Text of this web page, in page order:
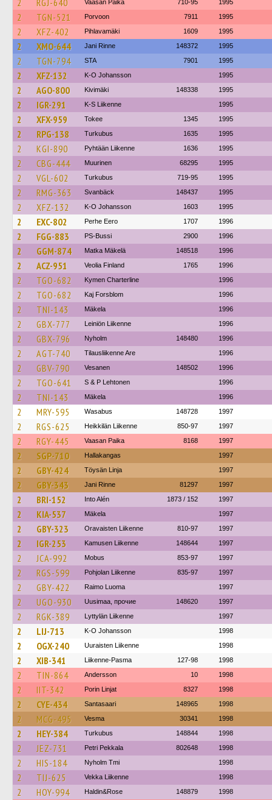
2 RGJ-640 Vaasan Paika 710-95 1995
2 TGN-521 Porvoon 7911 1995
2 XFZ-402 Pihlavamäki 1609 1995
2 XMO-644 Jani Rinne 148372 1995
2 TGN-794 STA 7901 1995
2 XFZ-132 K-O Johansson 1995
2 AGO-800 Kivimäki 148338 1995
2 IGR-291 K-S Liikenne 1995
2 XFX-959 Tokee 1345 1995
2 RPG-138 Turkubus 1635 1995
2 KGI-890 Pyhtään Liikenne 1636 1995
2 CBG-444 Muurinen 68295 1995
2 VGL-602 Turkubus 719-95 1995
2 RMG-363 Svanbäck 148437 1995
2 XFZ-132 K-O Johansson 1603 1995
2 EXC-802 Perhe Eero 1707 1996
2 FGG-883 PS-Bussi 2900 1996
2 GGM-874 Matka Mäkelä 148518 1996
2 ACZ-951 Veolia Finland 1765 1996
2 TGO-682 Kymen Charterline 1996
2 TGO-682 Kaj Forsblom 1996
2 TNI-143 Mäkela 1996
2 GBX-777 Leiniön Liikenne 1996
2 GBX-796 Nyholm 148480 1996
2 AGT-740 Tilausliikenne Are 1996
2 GBV-790 Vesanen 148502 1996
2 TGO-641 S & P Lehtonen 1996
2 TNI-143 Mäkela 1996
2 MRY-595 Wasabus 148728 1997
2 RGS-625 Heikkilän Liikenne 850-97 1997
2 RGY-445 Vaasan Paika 8168 1997
2 SGP-710 Hallakangas 1997
2 GBY-424 Töysän Linja 1997
2 GBY-343 Jani Rinne 81297 1997
2 BRI-152 Into Alén 1873 / 152 1997
2 KIA-537 Mäkela 1997
2 GBY-323 Oravaisten Liikenne 810-97 1997
2 IGR-253 Kamusen Liikenne 148644 1997
2 JCA-992 Mobus 853-97 1997
2 RGS-599 Pohjolan Liikenne 835-97 1997
2 GBY-422 Raimo Luoma 1997
2 UGO-930 Uusimaa, прочие 148620 1997
2 RGK-389 Lyttylän Liikenne 1997
2 LIJ-713 K-O Johansson 1998
2 OGX-240 Uuraisten Liikenne 1998
2 XIB-341 Liikenne-Pasma 127-98 1998
2 TIN-864 Andersson 10 1998
2 IIT-342 Porin Linjat 8327 1998
2 CYE-434 Santasaari 148965 1998
2 MCG-495 Vesma 30341 1998
2 HEY-384 Turkubus 148844 1998
2 JEZ-731 Petri Pekkala 802648 1998
2 HIS-184 Nyholm Tmi 1998
2 TIJ-625 Vekka Liikenne 1998
2 HOY-994 Haldin&Rose 148879 1998